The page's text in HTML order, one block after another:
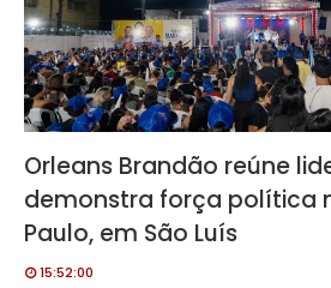
Orleans Brandão reúne
demonstra força política
Paulo, em São Luís
15:52:00